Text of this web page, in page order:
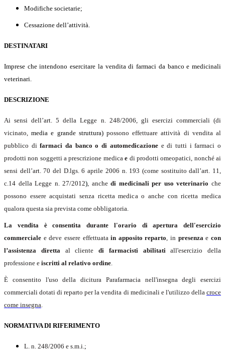
Modifiche societarie;
Cessazione dell’attività.
DESTINATARI
Imprese che intendono esercitare la vendita di farmaci da banco e medicinali
veterinari.
DESCRIZIONE
Ai sensi dell’art. 5 della Legge n. 248/2006, gli esercizi commerciali (di
vicinato,media e grande struttura)possono effettuare attività di vendita al
pubblico difarmaci da banco o di automedicazionee di tutti i farmaci o
prodotti non soggetti a prescrizione medicae di prodotti omeopatici, nonché ai
sensi dell’art. 70 del D.lgs. 6 aprile 2006 n. 193 (come sostituito dall’art. 11,
c.14 della Legge n. 27/2012) , anchedi medicinali per uso veterinario che
possono essere acquistati senza ricetta medica o anche con ricetta medica
qualora questa sia prevista come obbligatoria.
La vendita è consentita durante l'orario di apertura dell'esercizio
commerciale e deve essere effettuatain apposito reparto , in presenza econ
l’assistenza diretta al cliente di farmacisti abilitati all'esercizio della
professione e iscritti al relativo ordine
È consentito l'uso della dicitura Parafarmacia nell'insegna degli esercizi
commerciali dotati di reparto per la vendita di medicinali e l'utilizzo della croce
come insegna
NORMATIVA DI RIFERIMENTO
L. n. 248/2006 e s.m.i. ;